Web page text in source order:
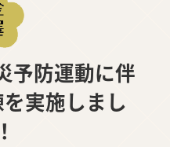
予防運動に伴
実施しまし